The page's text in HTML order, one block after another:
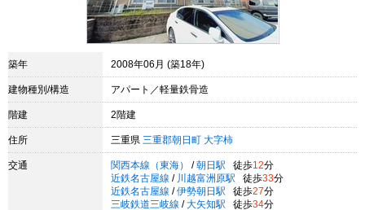
築年 2008年06月 (築18年)
建物種別/構造 アパート／軽量鉄骨造
階建 2階建
住所 三重県 三重郡朝日町 大字柿
交通 関西本線（東海） / 朝日駅 徒歩12分
近鉄名古屋線 / 川越富洲原駅 徒歩33分
近鉄名古屋線 / 伊勢朝日駅 徒歩27分
三岐鉄道三岐線 / 大矢知駅 徒歩34分